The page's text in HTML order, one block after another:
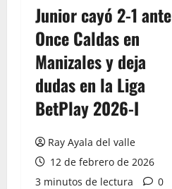
Junior cayó 2-1 ante
Once Caldas en
Manizales y deja
dudas en la Liga
BetPlay 2026-I
Ray Ayala del valle
12 de febrero de 2026
3 minutos de lectura
0